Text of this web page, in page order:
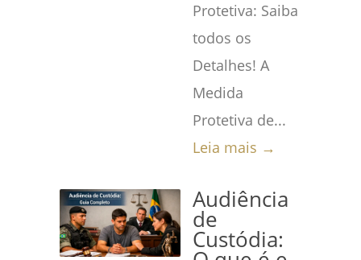
Protetiva: Saiba
todos os
Detalhes! A
Medida
Protetiva de...
Leia mais →
Audiência
de
Custódia: